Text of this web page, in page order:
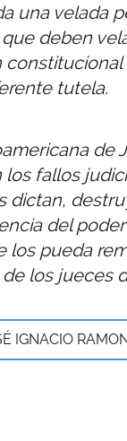
una velada
deben
tutela.
de
fallos
dictan,
del
los pueda
los jueces
IGNACIO